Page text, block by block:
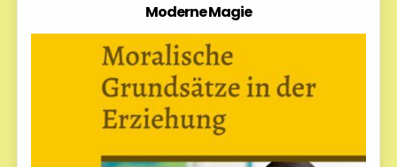
Moderne Magie